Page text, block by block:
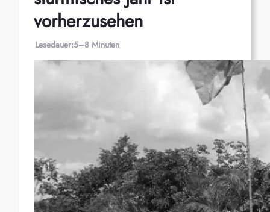
vorherzusehen
Lesedauer:5–8 Minuten